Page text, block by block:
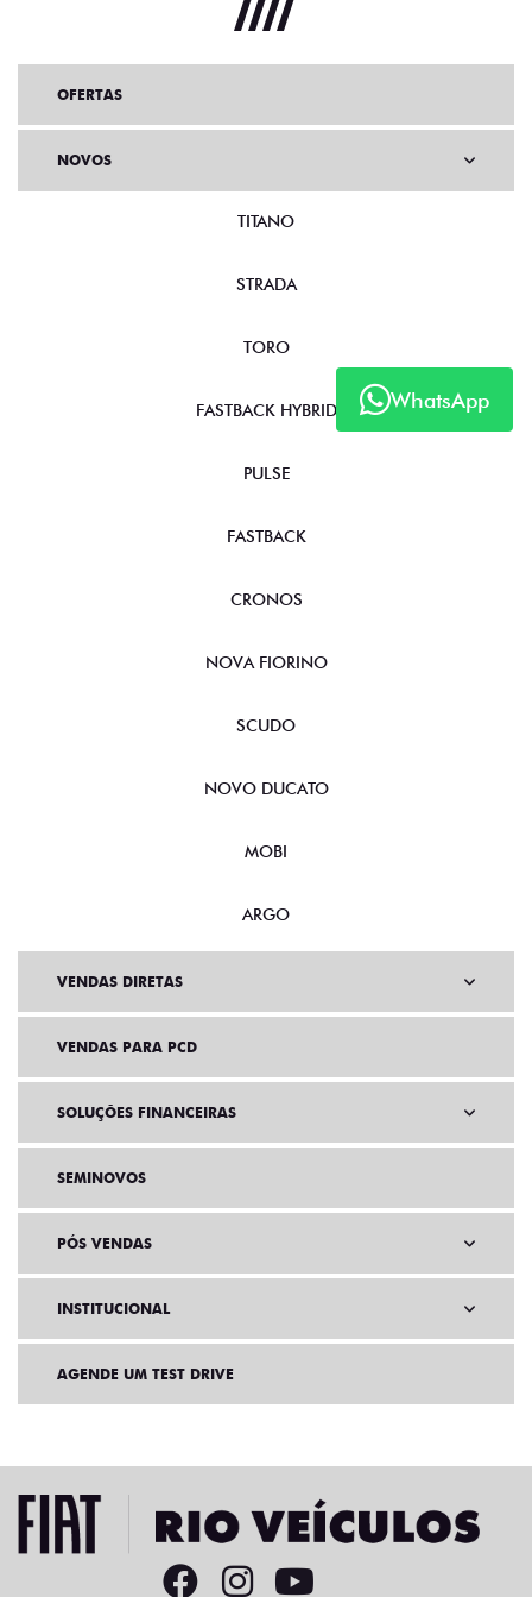
WhatsApp
OFERTAS
NOVOS
TITANO
STRADA
TORO
FASTBACK HYBRID
PULSE
FASTBACK
CRONOS
NOVA FIORINO
SCUDO
NOVO DUCATO
MOBI
ARGO
VENDAS DIRETAS
VENDAS PARA PCD
SOLUÇÕES FINANCEIRAS
SEMINOVOS
PÓS VENDAS
INSTITUCIONAL
AGENDE UM TEST DRIVE